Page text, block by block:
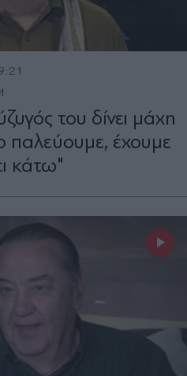
του δίνει μάχη
παλεύουμε, έχουμε
κάτω"